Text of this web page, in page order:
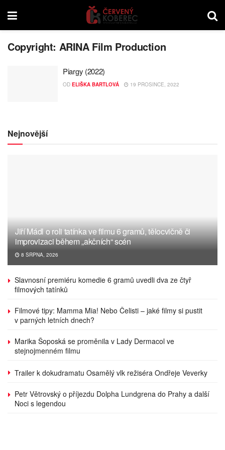
Copyright: ARINA Film Production
Piargy (2022)
OD ELIŠKA BARTLOVÁ 19 PROSINCE, 2022
Nejnovější
Jiří Mádl o roli tatínka ve filmu 6 gramů, tělocvičně či
improvizaci během „akčních“ scén
8 SRPNA, 2026
Slavnosní premiéru komedie 6 gramů uvedli dva ze čtyř
filmových tatínků
Filmové tipy: Mamma Mia! Nebo Čelisti – jaké filmy si pustit
v parných letních dnech?
Marika Šoposká se proměnila v Lady Dermacol ve
stejnojmenném filmu
Trailer k dokudramatu Osamělý vlk režiséra Ondřeje Veverky
Petr Větrovský o příjezdu Dolpha Lundgrena do Prahy a další
Noci s legendou